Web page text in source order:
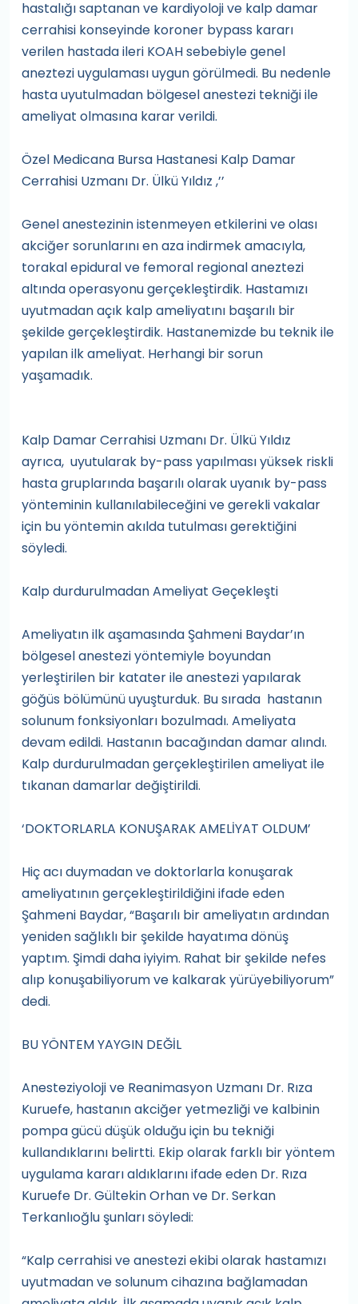
hastalığı saptanan ve kardiyoloji ve kalp damar
cerrahisi konseyinde koroner bypass kararı
verilen hastada ileri KOAH sebebiyle genel
aneztezi uygulaması uygun görülmedi. Bu nedenle
hasta uyutulmadan bölgesel anestezi tekniği ile
ameliyat olmasına karar verildi.
Özel Medicana Bursa Hastanesi Kalp Damar
Cerrahisi Uzmanı Dr. Ülkü Yıldız ,’’
Genel anestezinin istenmeyen etkilerini ve olası
akciğer sorunlarını en aza indirmek amacıyla,
torakal epidural ve femoral regional aneztezi
altında operasyonu gerçekleştirdik. Hastamızı
uyutmadan açık kalp ameliyatını başarılı bir
şekilde gerçekleştirdik. Hastanemizde bu teknik ile
yapılan ilk ameliyat. Herhangi bir sorun
yaşamadık.
Kalp Damar Cerrahisi Uzmanı Dr. Ülkü Yıldız
ayrıca, uyutularak by-pass yapılması yüksek riskli
hasta gruplarında başarılı olarak uyanık by-pass
yönteminin kullanılabileceğini ve gerekli vakalar
için bu yöntemin akılda tutulması gerektiğini
söyledi.
Kalp durdurulmadan Ameliyat Geçekleşti
Ameliyatın ilk aşamasında Şahmeni Baydar’ın
bölgesel anestezi yöntemiyle boyundan
yerleştirilen bir katater ile anestezi yapılarak
göğüs bölümünü uyuşturduk. Bu sırada hastanın
solunum fonksiyonları bozulmadı. Ameliyata
devam edildi. Hastanın bacağından damar alındı.
Kalp durdurulmadan gerçekleştirilen ameliyat ile
tıkanan damarlar değiştirildi.
‘DOKTORLARLA KONUŞARAK AMELİYAT OLDUM’
Hiç acı duymadan ve doktorlarla konuşarak
ameliyatının gerçekleştirildiğini ifade eden
Şahmeni Baydar, “Başarılı bir ameliyatın ardından
yeniden sağlıklı bir şekilde hayatıma dönüş
yaptım. Şimdi daha iyiyim. Rahat bir şekilde nefes
alıp konuşabiliyorum ve kalkarak yürüyebiliyorum”
dedi.
BU YÖNTEM YAYGIN DEĞİL
Anesteziyoloji ve Reanimasyon Uzmanı Dr. Rıza
Kuruefe, hastanın akciğer yetmezliği ve kalbinin
pompa gücü düşük olduğu için bu tekniği
kullandıklarını belirtti. Ekip olarak farklı bir yöntem
uygulama kararı aldıklarını ifade eden Dr. Rıza
Kuruefe Dr. Gültekin Orhan ve Dr. Serkan
Terkanlıoğlu şunları söyledi:
“Kalp cerrahisi ve anestezi ekibi olarak hastamızı
uyutmadan ve solunum cihazına bağlamadan